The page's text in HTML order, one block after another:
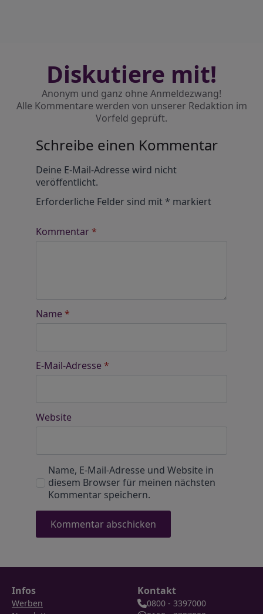
Diskutiere mit!
Anonym und ganz ohne Anmeldezwang!
Alle Kommentare werden von unserer Redaktion im
Vorfeld geprüft.
Schreibe einen Kommentar
Deine E-Mail-Adresse wird nicht
veröffentlicht.
Erforderliche Felder sind mit* markiert
Kommentar*
Name *
E-Mail-Adresse *
Website
Name, E-Mail-Adresse und Website in
diesem Browser für meinen nächsten
Kommentar speichern.
Infos
Werben
Kontakt
0800 - 3397000